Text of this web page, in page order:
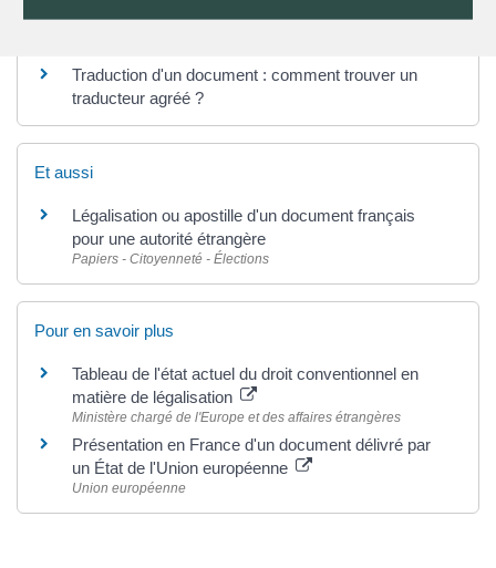
Traduction d'un document : comment trouver un
traducteur agréé ?
Et aussi
Légalisation ou apostille d'un document français
pour une autorité étrangère
Papiers - Citoyenneté - Élections
Pour en savoir plus
Tableau de l'état actuel du droit conventionnel en
matière de légalisation
Ministère chargé de l'Europe et des affaires étrangères
Présentation en France d'un document délivré par
un État de l'Union européenne
Union européenne